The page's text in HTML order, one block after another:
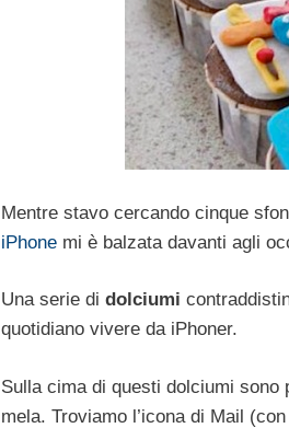
Mentre stavo cercando cinque
iPhone mi è balzata davanti agli
Una serie di dolciumi
quotidiano vivere da iPhoner.
Sulla cima di questi dolciumi sono
mela. Troviamo l’icona di Mail